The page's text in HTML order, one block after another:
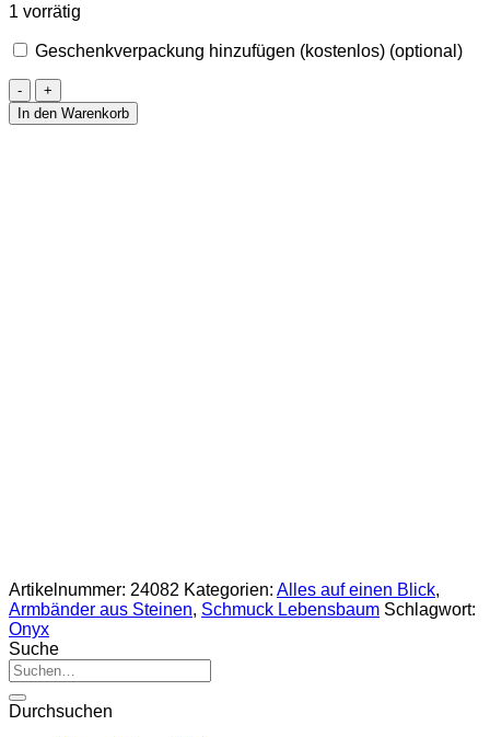
1 vorrätig
Geschenkverpackung hinzufügen (kostenlos) (optional)
Armband
Lebensbaum
aus
In den Warenkorb
Artikelnummer: 24082 Kategorien: Alles auf einen Blick,
Armbänder aus Steinen, Schmuck Lebensbaum Schlagwort:
Onyx
Suche
Suche
nach:
Durchsuchen